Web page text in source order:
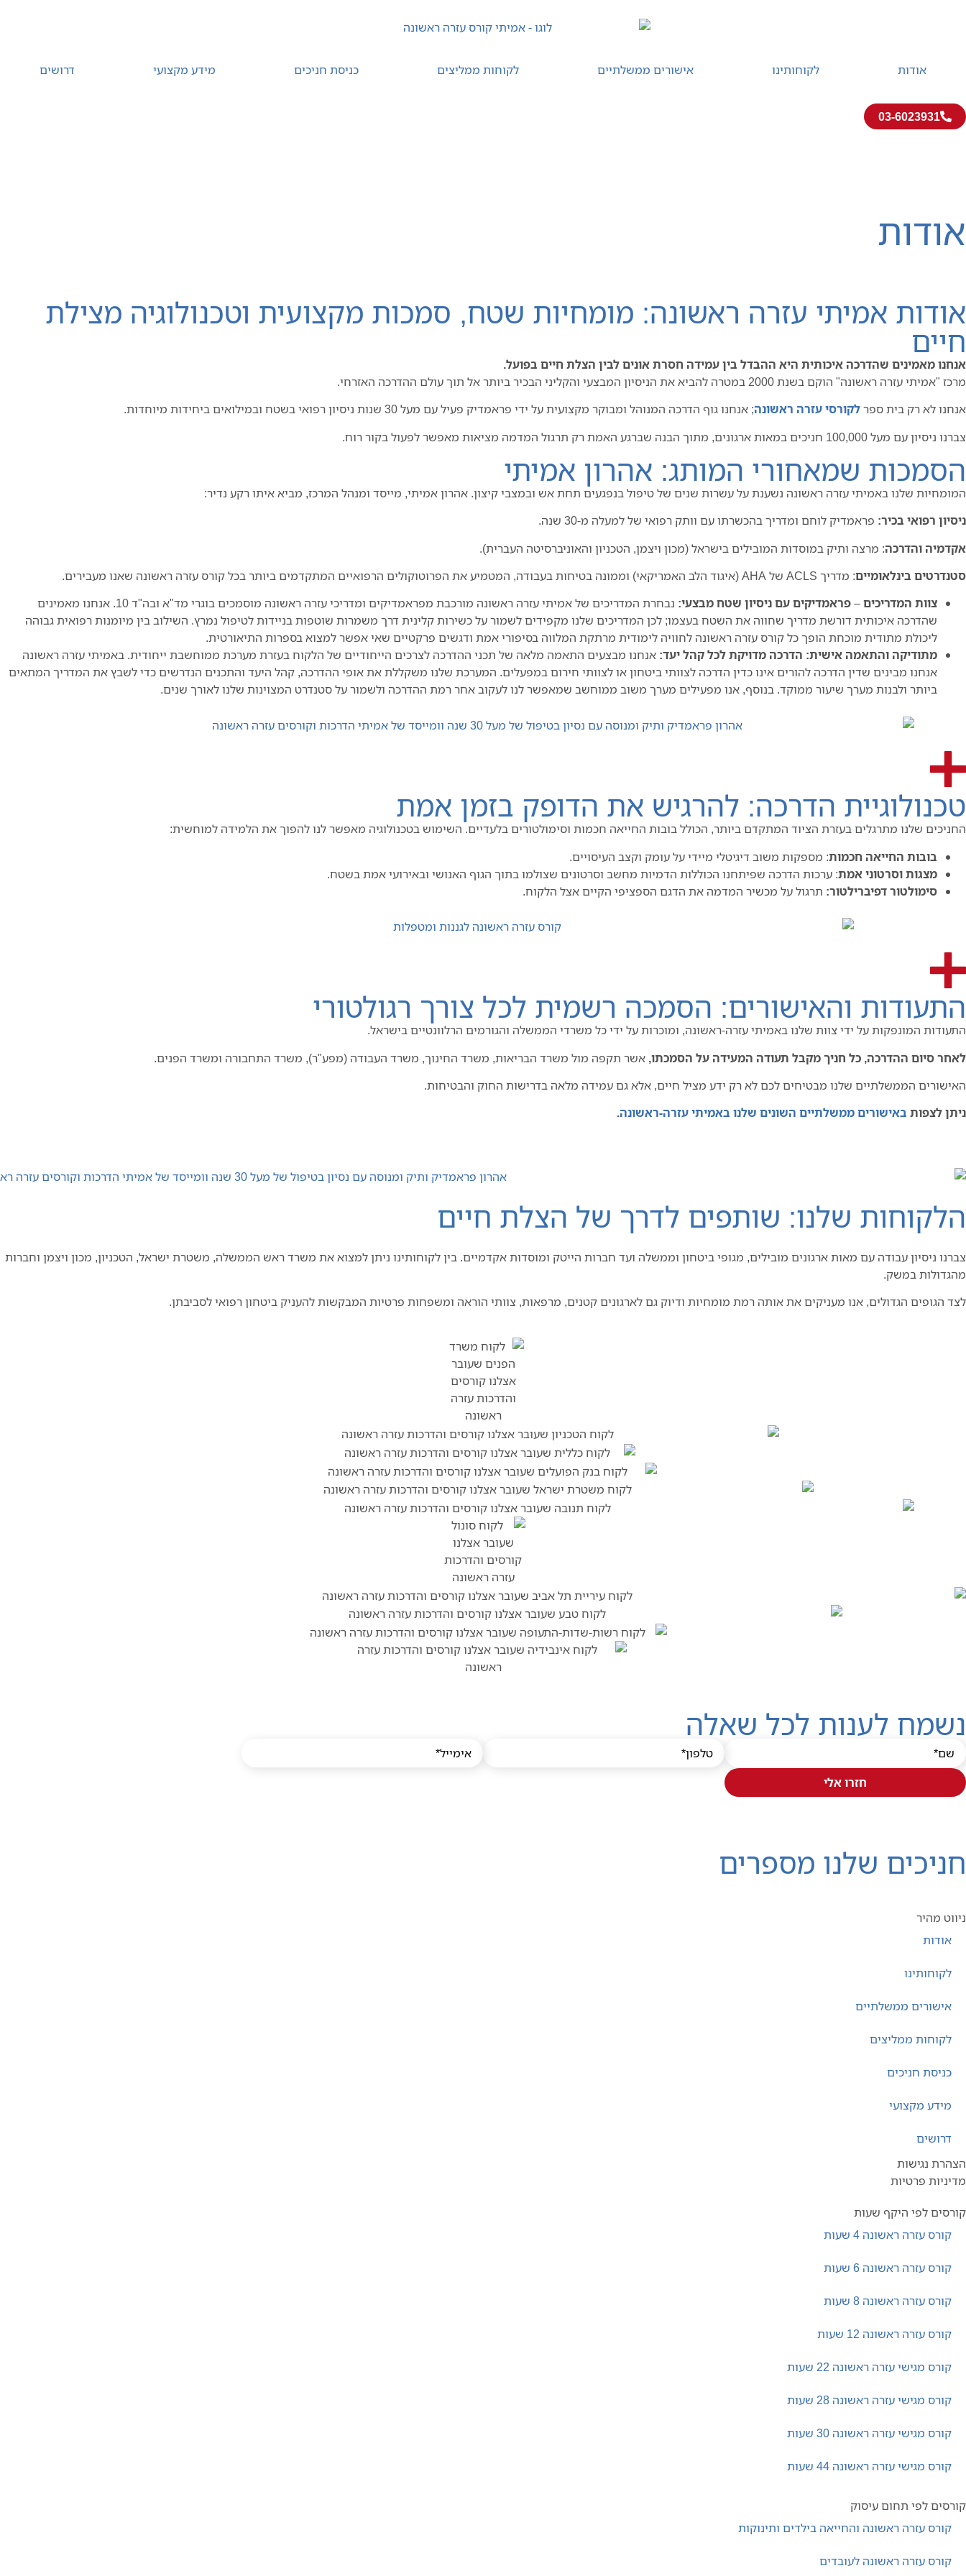
אודות לקוחותינו אישורים ממשלתיים לקוחות ממליצים כניסת חניכים מידע מקצועי דרושים
03-6023931
אודות
אודות אמיתי עזרה ראשונה: מומחיות שטח, סמכות מקצועית וטכנולוגיה מצילת
חיים
אנחנו מאמינים שהדרכה איכותית היא ההבדל בין עמידה חסרת אונים לבין הצלת חיים בפועל.
מרכז "אמיתי עזרה ראשונה" הוקם בשנת 2000 במטרה להביא את הניסיון המבצעי והקליני הבכיר ביותר אל תוך עולם ההדרכה האזרחי.
אנחנו לא רק בית ספרלקורסי עזרה ראשונה; אנחנו גוף הדרכה המנוהל ומבוקר מקצועית על ידי פראמדיק פעיל עם מעל 30 שנות ניסיון רפואי בשטח ובמילואים ביחידות מיוחדות.
צברנו ניסיון עם מעל 100,000 חניכים במאות ארגונים, מתוך הבנה שברגע האמת רק תרגול המדמה מציאות מאפשר לפעול בקור רוח.
הסמכות שמאחורי המותג: אהרון אמיתי
המומחיות שלנו באמיתי עזרה ראשונה נשענת על עשרות שנים של טיפול בנפגעים תחת אש ובמצבי קיצון. אהרון אמיתי, מייסד ומנהל המרכז, מביא איתו רקע נדיר:
ניסיון רפואי בכיר: פראמדיק לוחם ומדריך בהכשרתו עם וותק רפואי של למעלה מ-30 שנה.
אקדמיה והדרכה: מרצה ותיק במוסדות המובילים בישראל (מכון ויצמן, הטכניון והאוניברסיטה העברית).
סטנדרטים בינלאומיים: מדריך ACLS של AHA (איגוד הלב האמריקאי) וממונה בטיחות בעבודה, המטמיע את הפרוטוקולים הרפואיים המתקדמים ביותר בכל קורס עזרה ראשונה שאנו מעבירים.
צוות המדריכים–פראמדיקים עם ניסיון שטח מבצעי:
נבחרת המדריכים של אמיתי עזרה ראשונה מורכבת מפראמדיקים ומדריכי עזרה ראשונה מוסמכים בוגרי מד"א ובה"ד 10. אנחנו מאמינים
שהדרכה איכותית דורשת מדריך שחווה את השטח בעצמו; לכן המדריכים שלנו מקפידים לשמור על כשירות קלינית דרך משמרות שוטפות בניידות לטיפול נמרץ. השילוב בין מיומנות רפואית גבוהה
ליכולת מתודית מוכחת הופך כל קורס עזרה ראשונה לחוויה לימודית מרתקת המלווה בסיפורי אמת ודגשים פרקטיים שאי אפשר למצוא בספרות התיאורטית.
מתודיקה והתאמה אישית: הדרכה מדויקת לכל קהל יעד: אנחנו מבצעים התאמה מלאה של תכני ההדרכה לצרכים הייחודיים של הלקוח בעזרת מערכת ממוחשבת ייחודית. באמיתי עזרה ראשונה
אנחנו מבינים שדין הדרכה להורים אינו כדין הדרכה לצוותי ביטחון או לצוותי חירום במפעלים. המערכת שלנו משקללת את אופי ההדרכה, קהל היעד והתכנים הנדרשים כדי לשבץ את המדריך המתאים
ביותר ולבנות מערך שיעור ממוקד. בנוסף, אנו מפעילים מערך משוב ממוחשב שמאפשר לנו לעקוב אחר רמת ההדרכה ולשמור על סטנדרט המצוינות שלנו לאורך שנים.
טכנולוגיית הדרכה: להרגיש את הדופק בזמן אמת
החניכים שלנו מתרגלים בעזרת הציוד המתקדם ביותר, הכולל בובות החייאה חכמות וסימולטורים בלעדיים. השימוש בטכנולוגיה מאפשר לנו להפוך את הלמידה למוחשית:
בובות החייאה חכמות: מספקות משוב דיגיטלי מיידי על עומק וקצב העיסויים.
מצגות וסרטוני אמת: ערכות הדרכה שפיתחנו הכוללות הדמיות מחשב וסרטונים שצולמו בתוך הגוף האנושי ובאירועי אמת בשטח.
סימולטור דפיברילטור: תרגול על מכשיר המדמה את הדגם הספציפי הקיים אצל הלקוח.
התעודות והאישורים: הסמכה רשמית לכל צורך רגולטורי
התעודות המונפקות על ידי צוות שלנו באמיתי עזרה-ראשונה, ומוכרות על ידי כל משרדי הממשלה והגורמים הרלוונטיים בישראל.
לאחר סיום ההדרכה, כל חניך מקבל תעודה המעידה על הסמכתו, אשר תקפה מול משרד הבריאות, משרד החינוך, משרד העבודה (מפע"ר), משרד התחבורה ומשרד הפנים.
האישורים הממשלתיים שלנו מבטיחים לכם לא רק ידע מציל חיים, אלא גם עמידה מלאה בדרישות החוק והבטיחות.
ניתן לצפות באישורים ממשלתיים השונים שלנו באמיתי עזרה-ראשונה.
הלקוחות שלנו: שותפים לדרך של הצלת חיים
צברנו ניסיון עבודה עם מאות ארגונים מובילים, מגופי ביטחון וממשלה ועד חברות הייטק ומוסדות אקדמיים. בין לקוחותינו ניתן למצוא את משרד ראש הממשלה, משטרת ישראל, הטכניון, מכון ויצמן וחברות
מהגדולות במשק.
לצד הגופים הגדולים, אנו מעניקים את אותה רמת מומחיות ודיוק גם לארגונים קטנים, מרפאות, צוותי הוראה ומשפחות פרטיות המבקשות להעניק ביטחון רפואי לסביבתן.
נשמח לענות לכל שאלה
חזרו אלי
חניכים שלנו מספרים
ניווט מהיר
אודות
לקוחותינו
אישורים ממשלתיים
לקוחות ממליצים
כניסת חניכים
מידע מקצועי
דרושים
הצהרת נגישות
מדיניות פרטיות
קורסים לפי היקף שעות
קורס עזרה ראשונה 4 שעות
קורס עזרה ראשונה 6 שעות
קורס עזרה ראשונה 8 שעות
קורס עזרה ראשונה 12 שעות
קורס מגישי עזרה ראשונה 22 שעות
קורס מגישי עזרה ראשונה 28 שעות
קורס מגישי עזרה ראשונה 30 שעות
קורס מגישי עזרה ראשונה 44 שעות
קורסים לפי תחום עיסוק
קורס עזרה ראשונה והחייאה בילדים ותינוקות
קורס עזרה ראשונה לעובדים